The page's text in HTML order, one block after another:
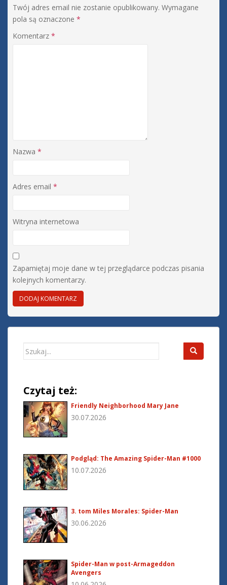
Twój adres email nie zostanie opublikowany. Wymagane
pola są oznaczone *
Komentarz *
Nazwa *
Adres email *
Witryna internetowa
Zapamiętaj moje dane w tej przeglądarce podczas pisania
kolejnych komentarzy.
Search
Czytaj też:
Friendly Neighborhood Mary Jane
30.07.2026
Podgląd: The Amazing Spider-Man #1000
10.07.2026
3. tom Miles Morales: Spider-Man
30.06.2026
Spider-Man w post-Armageddon
Avengers